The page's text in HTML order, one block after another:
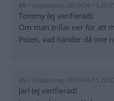
#8 • Uppdaterat: 2010-04-15
Tommy (ej verifierad)
Om man trillar ner för att
Polen, vad händer då inte
#9 • Uppdaterat: 2010-04-15
Jarl (ej verifierad)